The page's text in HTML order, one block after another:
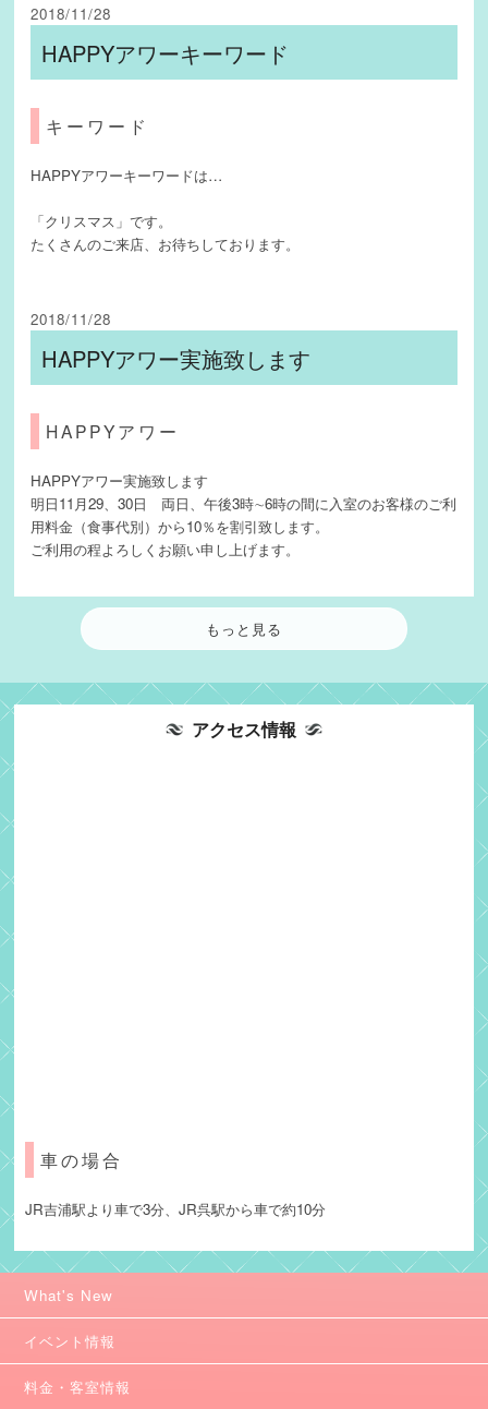
2018/11/28
HAPPYアワーキーワード
キーワード
HAPPYアワーキーワードは…
「クリスマス」です。
たくさんのご来店、お待ちしております。
2018/11/28
HAPPYアワー実施致します
HAPPYアワー
HAPPYアワー実施致します
明日11月29、30日 両日、午後3時∼6時の間に入室のお客様のご利
用料金（食事代別）から10％を割引致します。
ご利用の程よろしくお願い申し上げます。
もっと見る
アクセス情報
車の場合
JR吉浦駅より車で3分、JR呉駅から車で約10分
What's New
イベント情報
料金・客室情報